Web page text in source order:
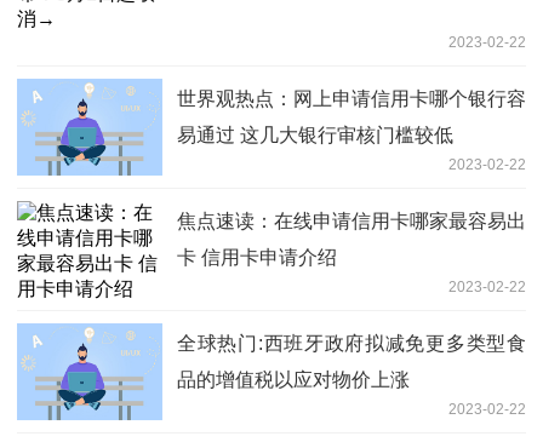
2023-02-22
世界观热点：网上申请信用卡哪个银行容
易通过 这几大银行审核门槛较低
2023-02-22
焦点速读：在线申请信用卡哪家最容易出
卡 信用卡申请介绍
2023-02-22
全球热门:西班牙政府拟减免更多类型食
品的增值税以应对物价上涨
2023-02-22